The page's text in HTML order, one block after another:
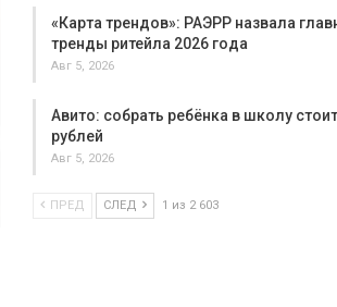
«Карта трендов»: РАЭРР назвала
тренды ритейла 2026 года
Авг 5, 2026
Авито: собрать ребёнка в школу
рублей
Авг 5, 2026
ПРЕД СЛЕД 1 из 2 603